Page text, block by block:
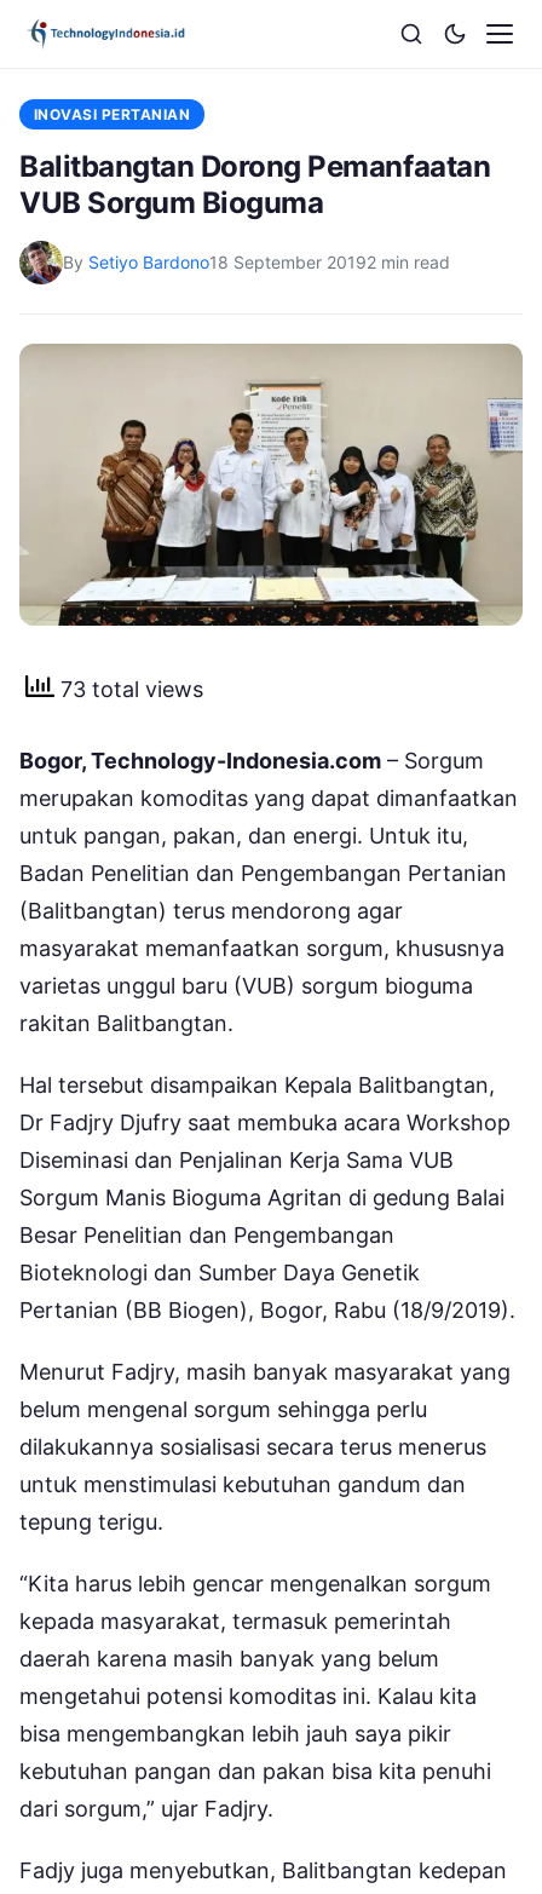
INOVASI PERTANIAN
Balitbangtan Dorong Pemanfaatan
VUB Sorgum Bioguma
By Setiyo Bardono18 September 20192 min read
73 total views
Bogor, Technology-Indonesia.com – Sorgum
merupakan komoditas yang dapat dimanfaatkan
untuk pangan, pakan, dan energi. Untuk itu,
Badan Penelitian dan Pengembangan Pertanian
(Balitbangtan) terus mendorong agar
masyarakat memanfaatkan sorgum, khususnya
varietas unggul baru (VUB) sorgum bioguma
rakitan Balitbangtan.
Hal tersebut disampaikan Kepala Balitbangtan,
Dr Fadjry Djufry saat membuka acara Workshop
Diseminasi dan Penjalinan Kerja Sama VUB
Sorgum Manis Bioguma Agritan di gedung Balai
Besar Penelitian dan Pengembangan
Bioteknologi dan Sumber Daya Genetik
Pertanian (BB Biogen), Bogor, Rabu (18/9/2019).
Menurut Fadjry, masih banyak masyarakat yang
belum mengenal sorgum sehingga perlu
dilakukannya sosialisasi secara terus menerus
untuk menstimulasi kebutuhan gandum dan
tepung terigu.
“Kita harus lebih gencar mengenalkan sorgum
kepada masyarakat, termasuk pemerintah
daerah karena masih banyak yang belum
mengetahui potensi komoditas ini. Kalau kita
bisa mengembangkan lebih jauh saya pikir
kebutuhan pangan dan pakan bisa kita penuhi
dari sorgum,” ujar Fadjry.
Fadjy juga menyebutkan, Balitbangtan kedepan